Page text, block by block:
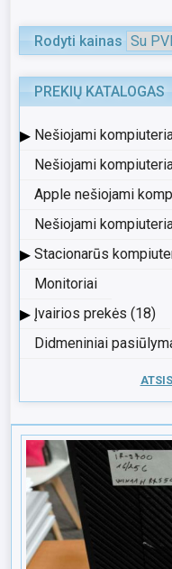
Rodyti kainas
PREKIŲ KATALOGAS
▸ Nešiojami
Nešiojami
Apple nešiojami
Nešiojami
▸ Stacionarūs
Monitoriai
▸ Įvairios prekės (18)
Didmeniniai